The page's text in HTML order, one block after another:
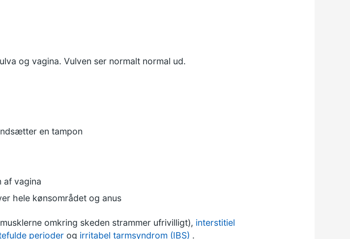
og vagina. Vulven ser normalt normal ud.
en tampon
af vagina
hele kønsområdet og anus
omkring skeden strammer ufrivilligt), interstitiel
perioderog irritabel tarmsyndrom (IBS) .